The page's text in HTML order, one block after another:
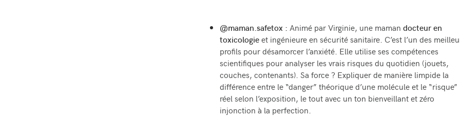
@maman.safetox : Animé par Virginie, une mamandocteur en
toxicologieet ingénieure en sécurité sanitaire. C’est l’un des
profils pour désamorcer l’anxiété. Elle utilise ses compétences
scientifiques pour analyser les vrais risques du quotidien (jouets,
couches, contenants). Sa force ? Expliquer de manière limpide la
différence entre le “danger” théorique d’une molécule et le “risque”
réel selon l’exposition, le tout avec un ton bienveillant et zéro
injonction à la perfection.